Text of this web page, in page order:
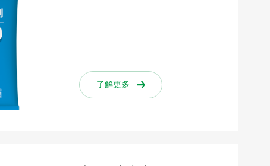
了解更多 了解更多